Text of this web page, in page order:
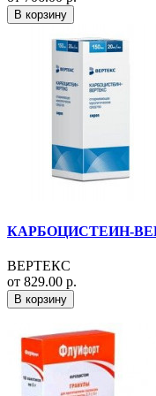
В корзину
КАРБОЦИСТЕИН-
ВЕРТЕКС
от 829.00 р.
В корзину